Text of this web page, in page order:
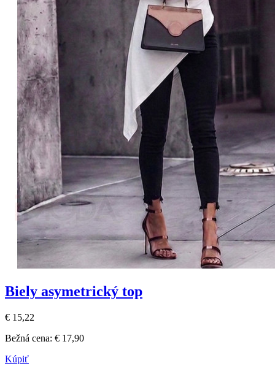
Biely asymetrický top
€ 15,22
Bežná cena: € 17,90
Kúpiť